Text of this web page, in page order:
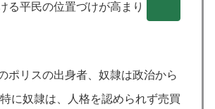
る平民の位置づけが高まり
ポリスの出身者、奴隷は政治から
に奴隷は、人格を認められず売買